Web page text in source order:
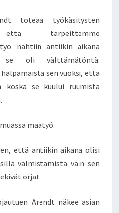
toteaa työkäsitysten
että tarpeittemme
nähtiin antiikin aikana
se oli välttämätöntä.
sen vuoksi, että
se kuului ruumista
maatyö.
että antiikin aikana olisi
valmistamista vain sen
orjat.
Arendt näkee asian